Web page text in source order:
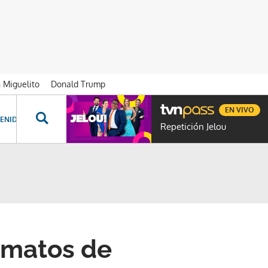
Miguelito Donald Trump
ESPECIALES NOVELAS PROGRAMAS GENTE TVN
Repetición Jelou
EN VIVO
de